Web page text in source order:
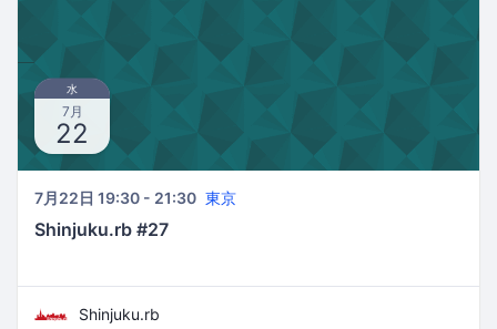
水
7月
22
7月22日 19:30 - 21:30 東京
Shinjuku.rb #27
Shinjuku.rb